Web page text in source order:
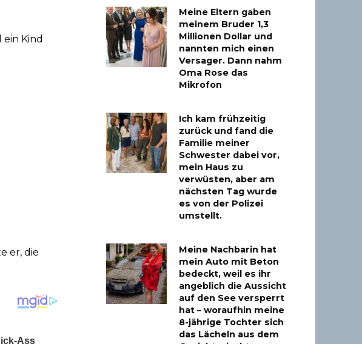
Kind
er, die
Meine Eltern gaben
meinem Bruder 1,3
Millionen Dollar und
nannten mich einen
Versager. Dann nahm
Oma Rose das
Mikrofon
Ich kam frühzeitig
zurück und fand die
Familie meiner
Schwester dabei vor,
mein Haus zu
verwüsten, aber am
nächsten Tag wurde
es von der Polizei
umstellt.
Meine Nachbarin hat
mein Auto mit Beton
bedeckt, weil es ihr
angeblich die Aussicht
auf den See versperrt
hat – woraufhin meine
8-jährige Tochter sich
das Lächeln aus dem